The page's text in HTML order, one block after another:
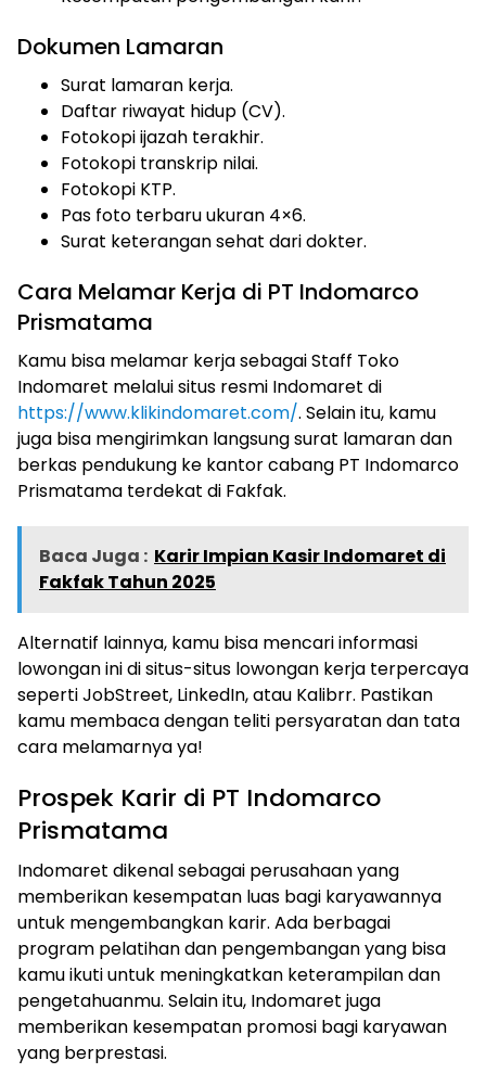
Dokumen Lamaran
Surat lamaran kerja.
Daftar riwayat hidup (CV).
Fotokopi ijazah terakhir.
Fotokopi transkrip nilai.
Fotokopi KTP.
Pas foto terbaru ukuran 4×6.
Surat keterangan sehat dari dokter.
Cara Melamar Kerja di PT Indomarco
Prismatama
Kamu bisa melamar kerja sebagai Staff Toko
Indomaret melalui situs resmi Indomaret di
https://www.klikindomaret.com/. Selain itu, kamu
juga bisa mengirimkan langsung surat lamaran dan
berkas pendukung ke kantor cabang PT Indomarco
Prismatama terdekat di Fakfak.
Baca Juga : Karir Impian Kasir Indomaret di
Fakfak Tahun 2025
Alternatif lainnya, kamu bisa mencari informasi
lowongan ini di situs-situs lowongan kerja terpercaya
seperti JobStreet, LinkedIn, atau Kalibrr. Pastikan
kamu membaca dengan teliti persyaratan dan tata
cara melamarnya ya!
Prospek Karir di PT Indomarco
Prismatama
Indomaret dikenal sebagai perusahaan yang
memberikan kesempatan luas bagi karyawannya
untuk mengembangkan karir. Ada berbagai
program pelatihan dan pengembangan yang bisa
kamu ikuti untuk meningkatkan keterampilan dan
pengetahuanmu. Selain itu, Indomaret juga
memberikan kesempatan promosi bagi karyawan
yang berprestasi.